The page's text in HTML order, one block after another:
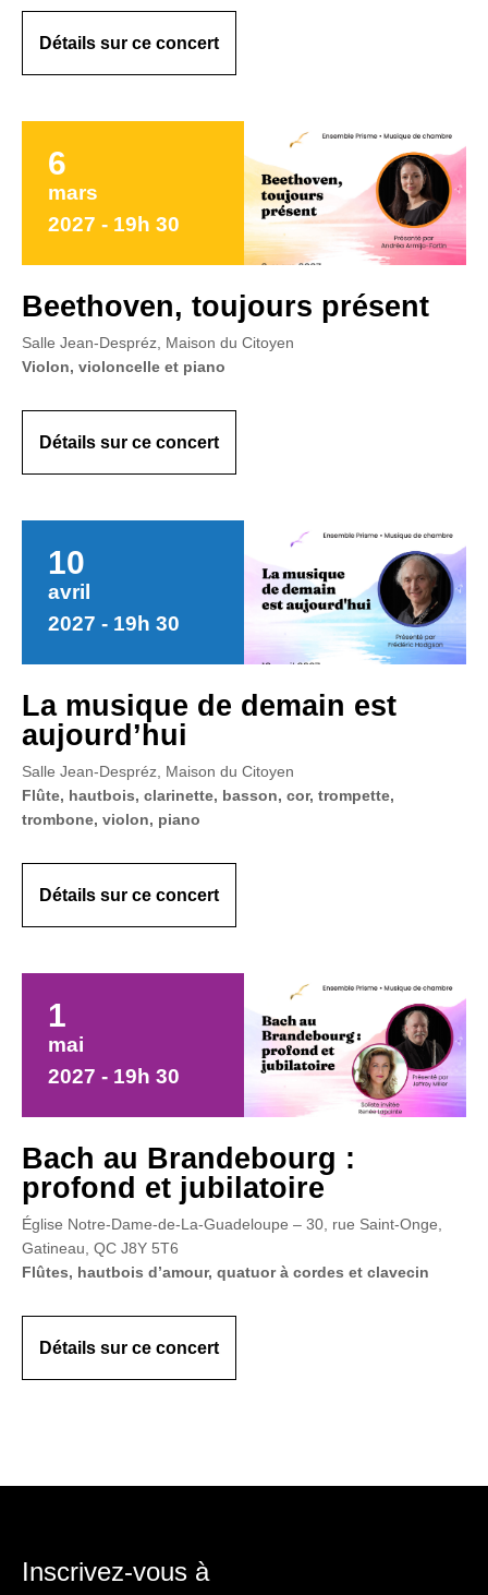
Détails sur ce concert
6
mars
2027 - 19h 30
Beethoven, toujours présent
Salle Jean-Despréz, Maison du Citoyen
Violon, violoncelle et piano
Détails sur ce concert
10
avril
2027 - 19h 30
La musique de demain est
aujourd’hui
Salle Jean-Despréz, Maison du Citoyen
Flûte, hautbois, clarinette, basson, cor, trompette,
trombone, violon, piano
Détails sur ce concert
1
mai
2027 - 19h 30
Bach au Brandebourg :
profond et jubilatoire
Église Notre-Dame-de-La-Guadeloupe – 30, rue Saint-Onge,
Gatineau, QC J8Y 5T6
Flûtes, hautbois d’amour, quatuor à cordes et clavecin
Détails sur ce concert
Inscrivez-vous à